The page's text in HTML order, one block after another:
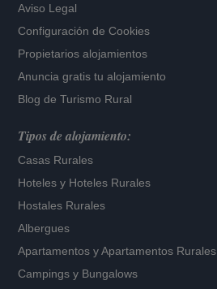
Aviso Legal
Configuración de Cookies
Propietarios alojamientos
Anuncia gratis tu alojamiento
Blog de Turismo Rural
Tipos de alojamiento:
Casas Rurales
Hoteles y Hoteles Rurales
Hostales Rurales
Albergues
Apartamentos yApartamentos Rurales
Campings y Bungalows